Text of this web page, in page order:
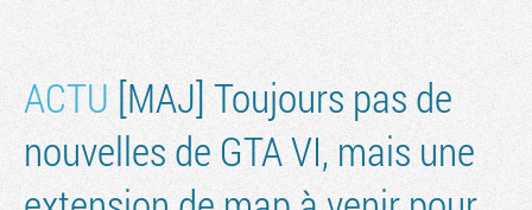
ACTU [MAJ] Toujours pas de
nouvelles de GTA VI, mais une